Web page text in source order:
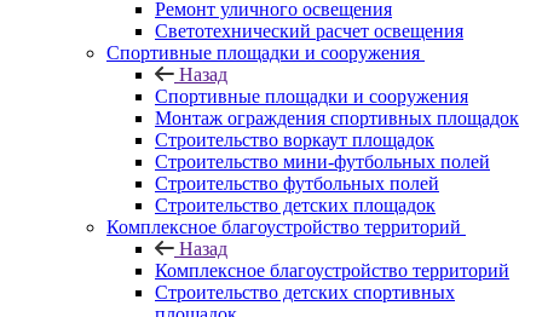
Ремонт уличного освещения
Светотехнический расчет освещения
Спортивные площадки и сооружения
Назад
Спортивные площадки и сооружения
Монтаж ограждения спортивных площадок
Строительство воркаут площадок
Строительство мини-футбольных полей
Строительство футбольных полей
Строительство детских площадок
Комплексное благоустройство территорий
Назад
Комплексное благоустройство территорий
Строительство детских спортивных